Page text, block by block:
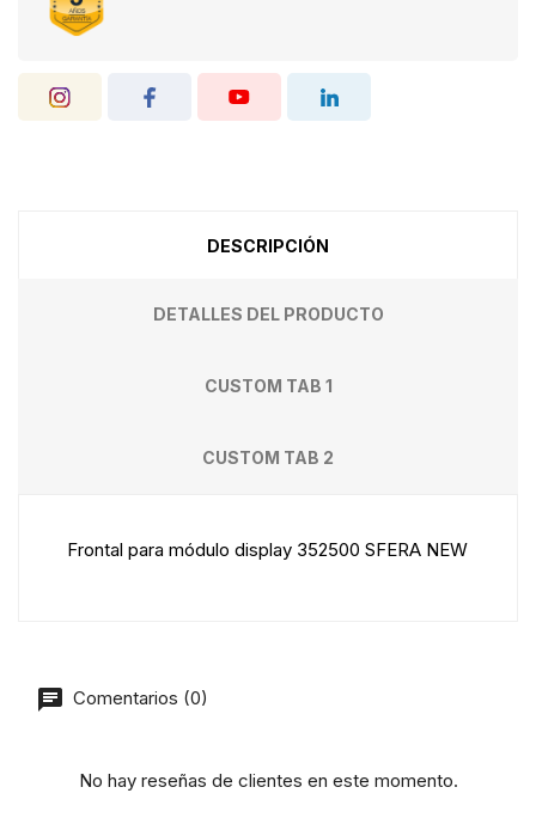
DESCRIPCIÓN
DETALLES DEL PRODUCTO
CUSTOM TAB 1
CUSTOM TAB 2
Frontal para módulo display 352500 SFERA NEW
Comentarios (0)
No hay reseñas de clientes en este momento.